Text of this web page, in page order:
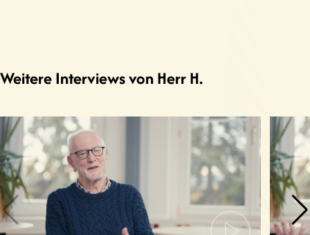
Weitere Interviews von Herr H.